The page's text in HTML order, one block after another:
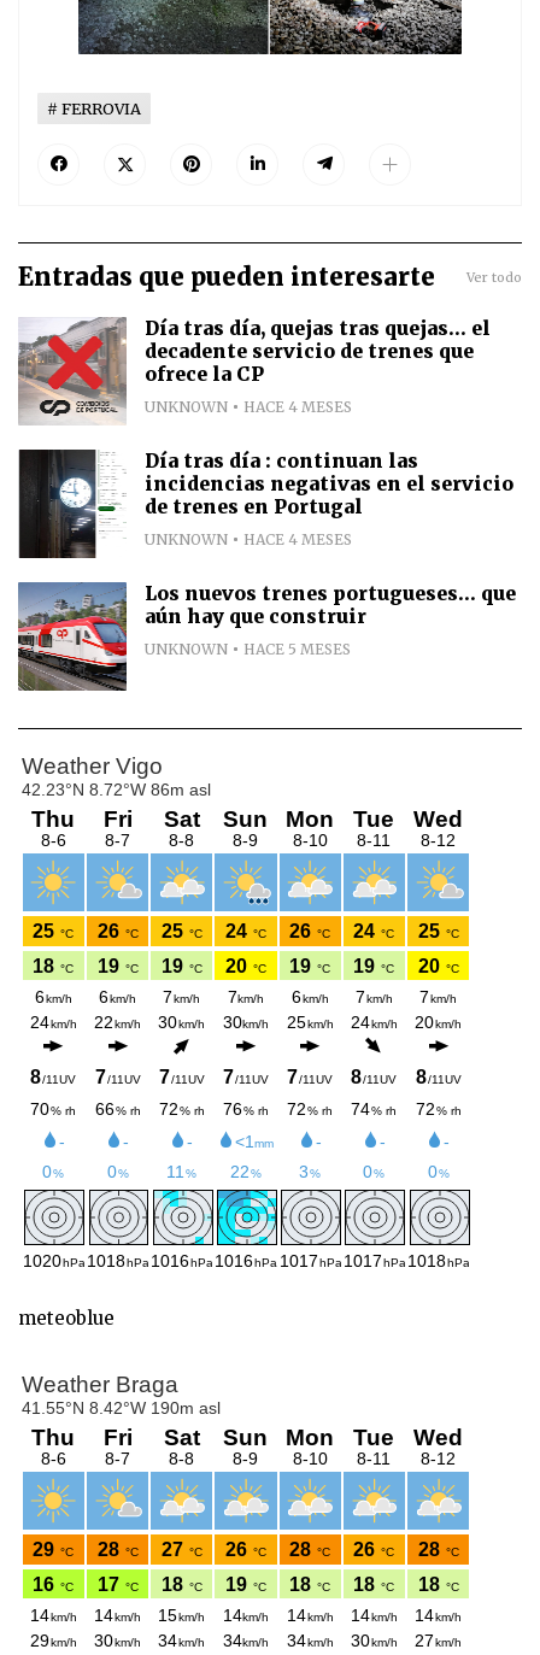
FERROVIA
Entradas que pueden interesarte Ver todo
Día tras día, quejas tras quejas... el
decadente servicio de trenes que
ofrece la CP
UNKNOWN HACE 4 MESES
Día tras día : continuan las
incidencias negativas en el servicio
de trenes en Portugal
UNKNOWN HACE 4 MESES
Los nuevos trenes portugueses... que
aún hay que construir
UNKNOWN HACE 5 MESES
meteoblue